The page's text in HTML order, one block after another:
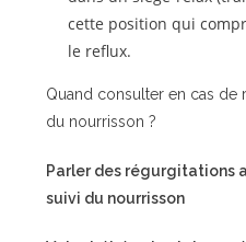
cette position qui
le reflux.
Quand consulter en cas
du nourrisson ?
Parler des régurgitations
suivi du nourrisson